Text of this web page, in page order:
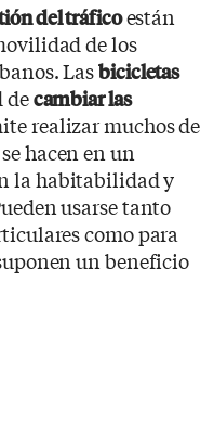
del tráficoestán
de los
Lasbicicletas
decambiar las
realizar muchos de
hacen en un
la habitabilidad y
usarse tanto
como para
un beneficio